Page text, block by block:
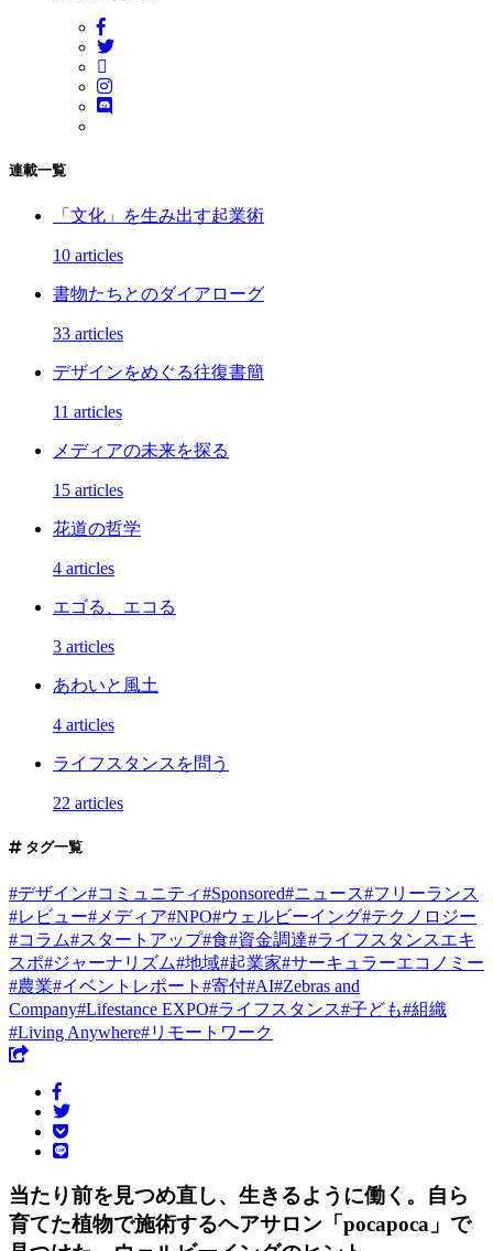
連載一覧
「文化」を生み出す起業術
10 articles
書物たちとのダイアローグ
33 articles
デザインをめぐる往復書簡
11 articles
メディアの未来を探る
15 articles
花道の哲学
4 articles
エゴる、エコる
3 articles
あわいと風土
4 articles
ライフスタンスを問う
22 articles
タグ一覧
#デザイン#コミュニティ#Sponsored#ニュース#フリーランス
#レビュー# メディア#NPO#ウェルビーイング#テクノロジー
#コラム#スタートアップ#食#資金調達#ライフスタンスエキ
スポ#ジャーナリズム#地域#起業家#サーキュラーエコノミー
#農業#イベントレポート #寄付#AI#Zebras and
Company#Lifestance EXPO#ライフスタンス#子ども#組織
#Living Anywhere#リモートワーク
当たり前を見つめ直し、生きるように働く。自ら
育てた植物で施術するヘアサロン「pocapoca」で